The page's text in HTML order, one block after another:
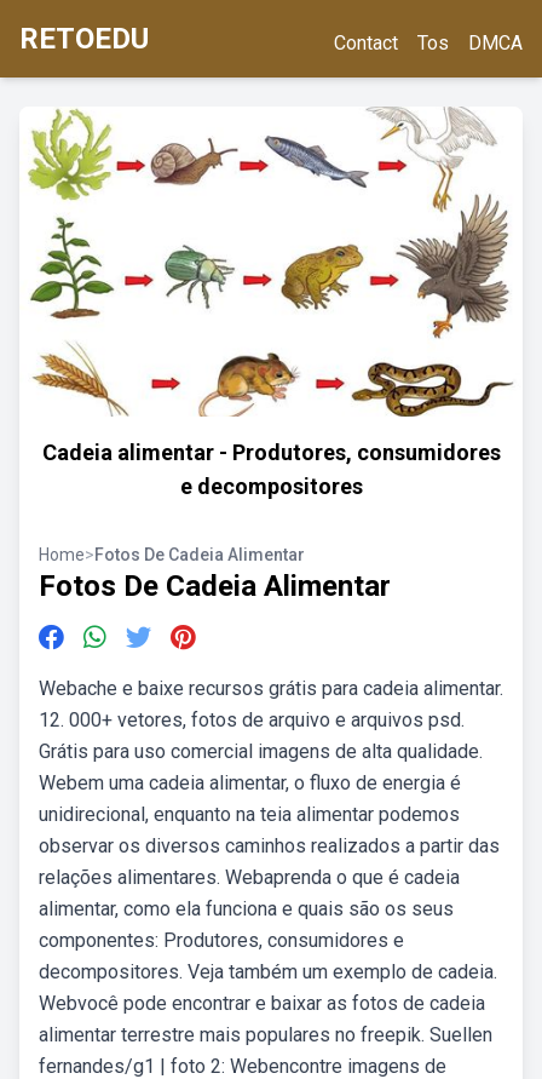
RETOEDU Contact Tos DMCA
Cadeia alimentar - Produtores, consumidores
e decompositores
Home>Fotos De Cadeia Alimentar
Fotos De Cadeia Alimentar
Webache e baixe recursos grátis para cadeia alimentar.
12. 000+ vetores, fotos de arquivo e arquivos psd.
Grátis para uso comercial imagens de alta qualidade.
Webem uma cadeia alimentar, o fluxo de energia é
unidirecional, enquanto na teia alimentar podemos
observar os diversos caminhos realizados a partir das
relações alimentares. Webaprenda o que é cadeia
alimentar, como ela funciona e quais são os seus
componentes: Produtores, consumidores e
decompositores. Veja também um exemplo de cadeia.
Webvocê pode encontrar e baixar as fotos de cadeia
alimentar terrestre mais populares no freepik. Suellen
fernandes/g1 | foto 2: Webencontre imagens de